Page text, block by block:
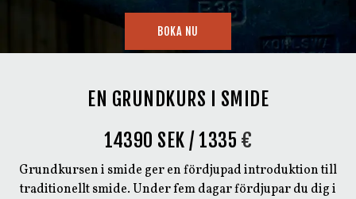
BOKA NU
EN GRUNDKURS I SMIDE
14390 SEK / 1335 €
Grundkursen i smide ger en fördjupad introduktion till
traditionellt smide. Under fem dagar fördjupar du dig i